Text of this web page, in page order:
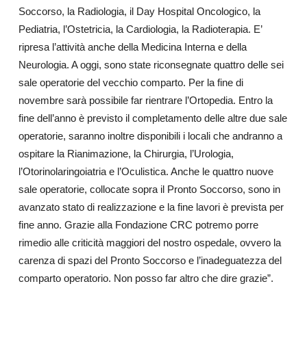
Soccorso, la Radiologia, il Day Hospital Oncologico, la
Pediatria, l’Ostetricia, la Cardiologia, la Radioterapia. E’
ripresa l’attività anche della Medicina Interna e della
Neurologia. A oggi, sono state riconsegnate quattro delle sei
sale operatorie del vecchio comparto. Per la fine di
novembre sarà possibile far rientrare l’Ortopedia. Entro la
fine dell’anno è previsto il completamento delle altre due sale
operatorie, saranno inoltre disponibili i locali che andranno a
ospitare la Rianimazione, la Chirurgia, l’Urologia,
l’Otorinolaringoiatria e l’Oculistica. Anche le quattro nuove
sale operatorie, collocate sopra il Pronto Soccorso, sono in
avanzato stato di realizzazione e la fine lavori è prevista per
fine anno. Grazie alla Fondazione CRC potremo porre
rimedio alle criticità maggiori del nostro ospedale, ovvero la
carenza di spazi del Pronto Soccorso e l’inadeguatezza del
comparto operatorio. Non posso far altro che dire grazie”.